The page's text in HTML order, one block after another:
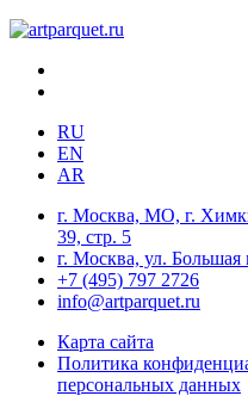
RU
EN
AR
г. Москва, МО, г.
39, стр. 5
г. Москва, ул. Большая
+7 (495) 797 2726
info@artparquet.ru
Карта сайта
Политика
персональных данных